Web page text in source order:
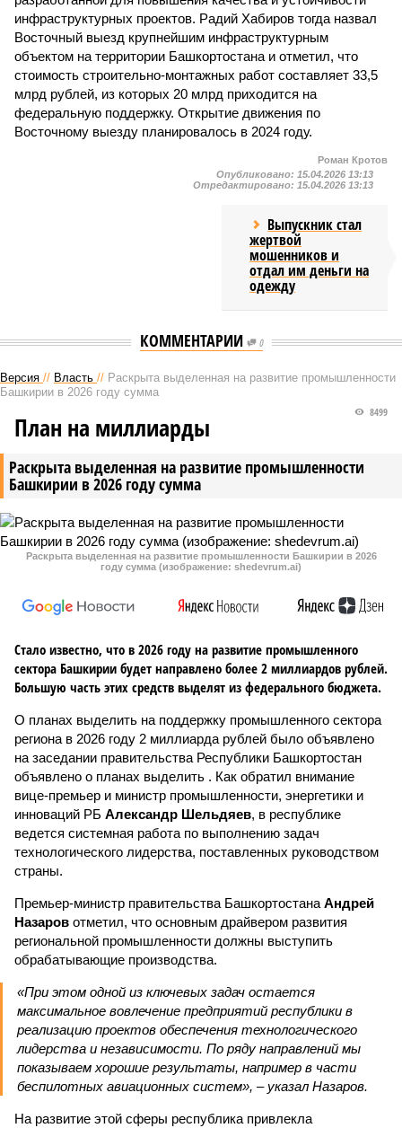
инфраструктурных проектов. Радий Хабиров тогда назвал
Восточный выезд крупнейшим инфраструктурным
объектом на территории Башкортостана и отметил, что
стоимость строительно-монтажных работ составляет 33,5
млрд рублей, из которых 20 млрд приходится на
федеральную поддержку. Открытие движения по
Восточному выезду планировалось в 2024 году.
Роман Кротов
Опубликовано: 15.04.2026 13:13
Отредактировано: 15.04.2026 13:13
Выпускник стал
жертвой
мошенников и
отдал им деньги на
одежду
КОММЕНТАРИИ 0
Версия // Власть // Раскрыта выделенная на развитие промышленности
Башкирии в 2026 году сумма
Раскрыта выделенная на развитие промышленности
Башкирии в 2026 году сумма
8499
План на миллиарды
Раскрыта выделенная на развитие промышленности Башкирии в 2026
году сумма (изображение: shedevrum.ai)
Стало известно, что в 2026 году на развитие промышленного
сектора Башкирии будет направлено более 2 миллиардов рублей.
Большую часть этих средств выделят из федерального бюджета.
О планах выделить на поддержку промышленного сектора
региона в 2026 году 2 миллиарда рублей было объявлено
на заседании правительства Республики Башкортостан
объявлено о планах выделить . Как обратил внимание
вице-премьер и министр промышленности, энергетики и
инноваций РБ Александр Шельдяев, в республике
ведется системная работа по выполнению задач
технологического лидерства, поставленных руководством
страны.
Премьер-министр правительства Башкортостана Андрей
Назаров отметил, что основным драйвером развития
региональной промышленности должны выступить
обрабатывающие производства.
«При этом одной из ключевых задач остается
максимальное вовлечение предприятий республики в
реализацию проектов обеспечения технологического
лидерства и независимости. По ряду направлений мы
показываем хорошие результаты, например в части
беспилотных авиационных систем», – указал Назаров.
На развитие этой сферы республика привлекла